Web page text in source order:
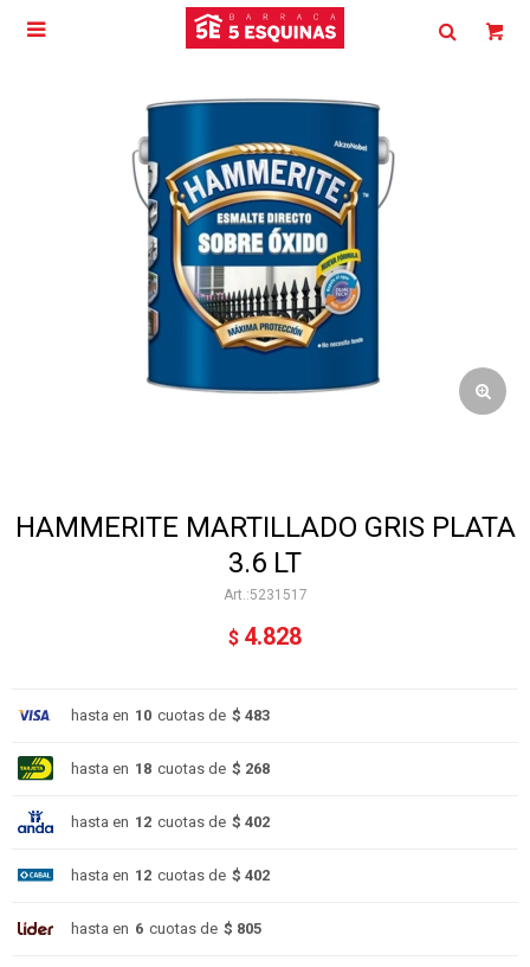

HAMMERITE MARTILLADO GRIS PLATA
3.6 LT
5231517
$ 4.828
hasta en 10 cuotas de $ 483
hasta en 18 cuotas de $ 268
hasta en 12 cuotas de $ 402
hasta en 12 cuotas de $ 402
hasta en 6 cuotas de $ 805